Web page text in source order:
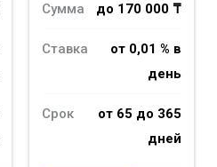
Сумма
до 170 000 ₸
Ставка
от 0,01 % в
день
Срок
от 65 до 365
дней